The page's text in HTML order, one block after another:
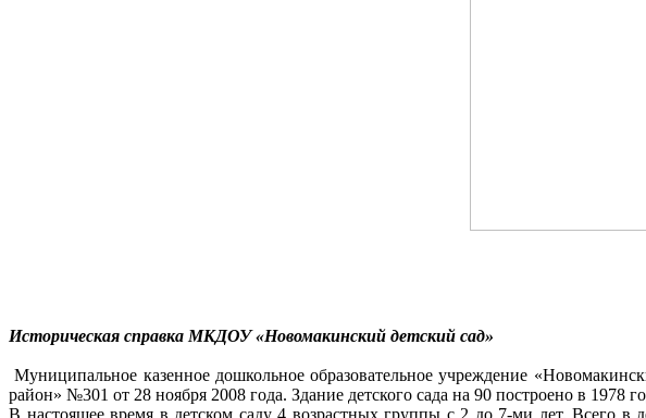
Историческая справка МКДОУ «Новомакинский детский сад»
Муниципальное казенное дошкольное образовательное учреждение
район» №301 от 28 ноября 2008 года. Здание детского сада на 90 построено в 1978